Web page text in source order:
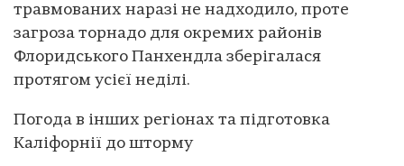
травмованих наразі не надходило, проте
загроза торнадо для окремих районів
Флоридського Панхендла зберігалася
протягом усієї неділі.
Погода в інших регіонах та підготовка
Каліфорнії до шторму